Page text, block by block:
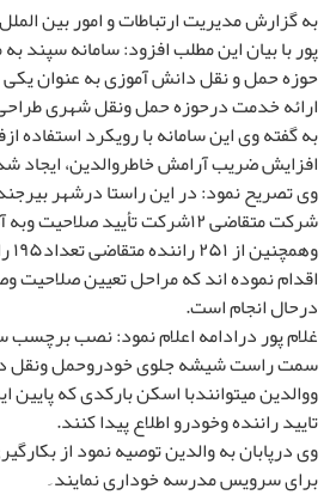
به گزارش مدیریت ارتباطات و امور بین
پور با بیان این مطلب افزود: سامانه سپند
حوزه حمل و نقل دانش آموزی به عنوان
ارائه خدمت درحوزه حمل ونقل شهری
به گفته وی این سامانه با رویکرد استفاده
افزایش ضریب آرامش خاطروالدین، ایجاد
شرکت متقاضی ۱۲شرکت تأیید
اقدام نموده اند که مراحل تعیین صلاحیت
درحال انجام است.
غلام پور درادامه اعلام نمود: نصب
سمت راست شیشه جلوی خودروحمل ونقل
ووالدین میتوانندبا اسکن بارکدی که
تایید راننده وخودرو اطلاع پیدا کنند.
وی درپابان به والدین توصیه نمود از
برای سرویس مدرسه خوداری نمایند ِ